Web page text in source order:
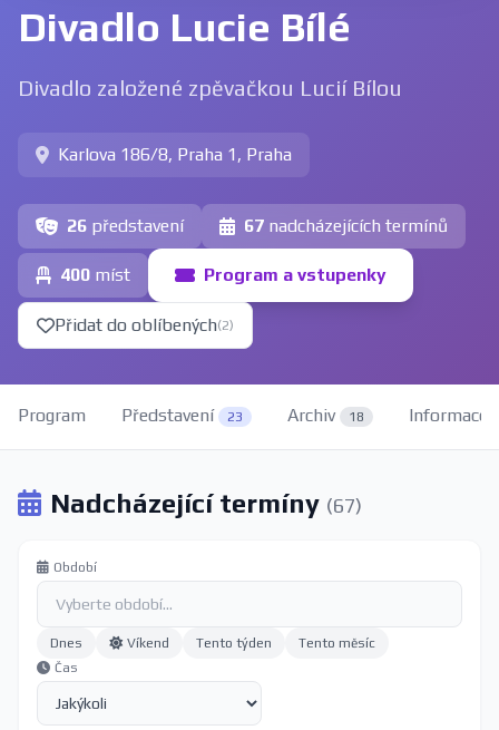
Divadlo Lucie Bílé
Divadlo založené zpěvačkou Lucií Bílou
Karlova 186/8, Praha 1, Praha
26 představení 67 nadcházejících termínů
400 míst Program a vstupenky
Přidat do oblíbených(2)
Program Představení 23 Archiv 18 Informace
Nadcházející termíny (67)
Období
Dnes Víkend Tento týden
Tento měsíc
Čas